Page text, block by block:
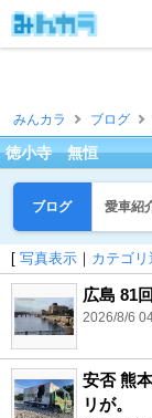
みんカラ ブログ
徳小寺 無恒
ブログ 愛車紹
[ 写真表示 ｜ カテゴリ
広島 81
2026/8/6
安否 熊
リが。